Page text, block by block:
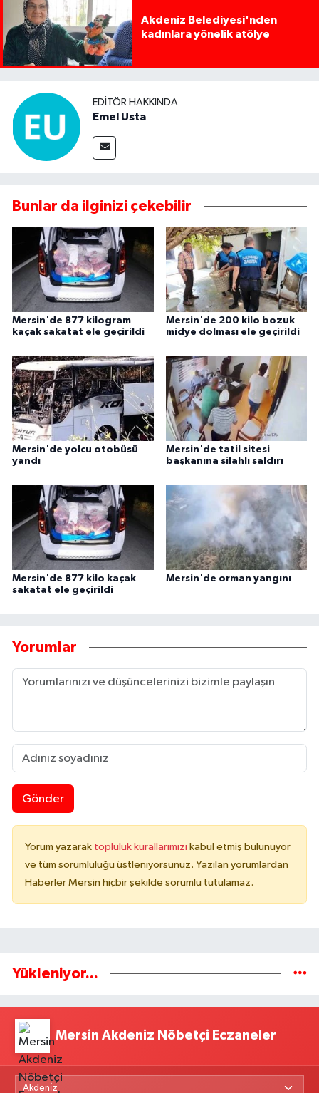
Akdeniz Belediyesi'nden
kadınlara yönelik atölye
EDITÖR HAKKINDA
Emel Usta
Bunlar da ilginizi çekebilir
Mersin'de 877 kilogram
kaçak sakatat ele geçirildi
Mersin'de 200 kilo bozuk
midye dolması ele geçirildi
Mersin'de yolcu otobüsü
yandı
Mersin'de tatil sitesi
başkanına silahlı saldırı
Mersin'de 877 kilo kaçak
sakatat ele geçirildi
Mersin'de orman yangını
Yorumlar
Gönder
Yorum yazarak topluluk kurallarımızı kabul etmiş bulunuyor
ve tüm sorumluluğu üstleniyorsunuz. Yazılan yorumlardan
Haberler Mersin hiçbir şekilde sorumlu tutulamaz.
Yükleniyor...
Mersin Akdeniz Nöbetçi Eczaneler